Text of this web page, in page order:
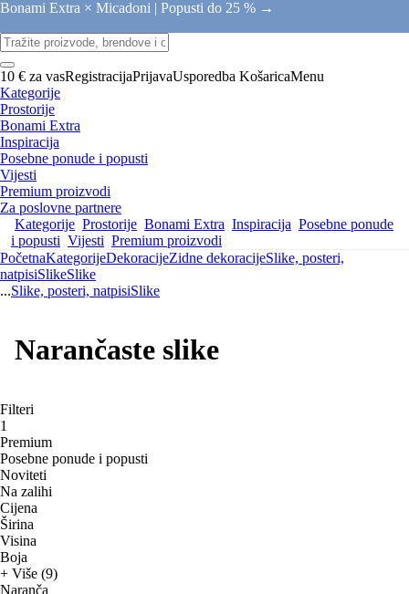
Bonami Extra × Micadoni | Popusti do 25 % →
10 € za vasRegistracijaPrijavaUsporedba KošaricaMenu
Kategorije
Prostorije
Bonami Extra
Inspiracija
Posebne ponude i popusti
Vijesti
Premium proizvodi
Za poslovne partnere
Kategorije Prostorije Bonami Extra Inspiracija Posebne ponude
i popusti Vijesti Premium proizvodi
PočetnaKategorijeDekoracijeZidne dekoracijeSlike, posteri,
natpisiSlikeSlike
...Slike, posteri, natpisiSlike
Narančaste slike
Filteri
1
Premium
Posebne ponude i popusti
Noviteti
Na zalihi
Cijena
Širina
Visina
Boja
+ Više (9)
Naranča